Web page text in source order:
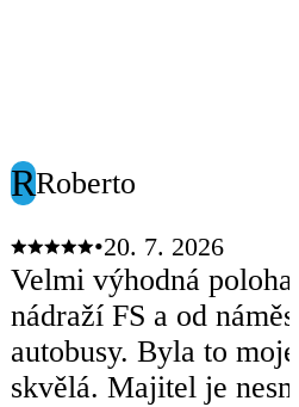
RRoberto
•20. 7. 2026
Velmi výhodná
nádraží FS a od
autobusy. Byla to
skvělá. Majitel je